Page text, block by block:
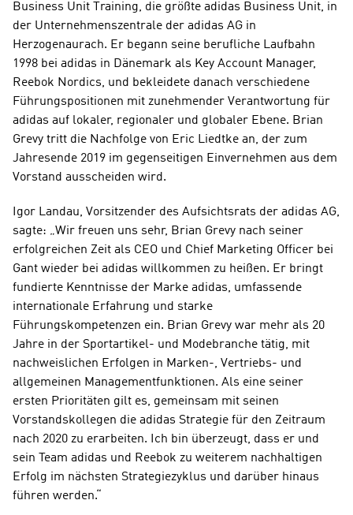
Business Unit Training, die größte adidas Business Unit, in
der Unternehmenszentrale der adidas AG in
Herzogenaurach. Er begann seine berufliche Laufbahn
1998 bei adidas in Dänemark als Key Account Manager,
Reebok Nordics, und bekleidete danach verschiedene
Führungspositionen mit zunehmender Verantwortung für
adidas auf lokaler, regionaler und globaler Ebene. Brian
Grevy tritt die Nachfolge von Eric Liedtke an, der zum
Jahresende 2019 im gegenseitigen Einvernehmen aus dem
Vorstand ausscheiden wird.
Igor Landau, Vorsitzender des Aufsichtsrats der adidas AG,
sagte: „Wir freuen uns sehr, Brian Grevy nach seiner
erfolgreichen Zeit als CEO und Chief Marketing Officer bei
Gant wieder bei adidas willkommen zu heißen. Er bringt
fundierte Kenntnisse der Marke adidas, umfassende
internationale Erfahrung und starke
Führungskompetenzen ein. Brian Grevy war mehr als 20
Jahre in der Sportartikel- und Modebranche tätig, mit
nachweislichen Erfolgen in Marken-, Vertriebs- und
allgemeinen Managementfunktionen. Als eine seiner
ersten Prioritäten gilt es, gemeinsam mit seinen
Vorstandskollegen die adidas Strategie für den Zeitraum
nach 2020 zu erarbeiten. Ich bin überzeugt, dass er und
sein Team adidas und Reebok zu weiterem nachhaltigen
Erfolg im nächsten Strategiezyklus und darüber hinaus
führen werden.“